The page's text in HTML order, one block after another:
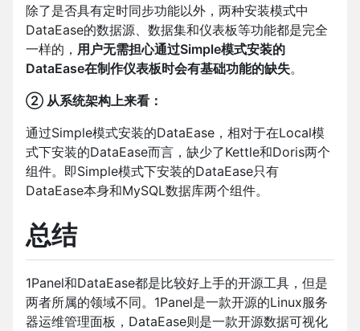
除了是否具有定时同步功能以外，两种安装模式中
DataEase的数据源、数据集和仪表板等功能都是完全
一样的， 用户无需担心通过Simple模式安装的
DataEase在制作仪表板时会有基础功能的缺失。
② 从系统架构上来看：
通过Simple模式安装的DataEase，相对于在Local模
式下安装的DataEase而言，缺少了Kettle和Doris两个
组件。即Simple模式下安装的DataEase只有
DataEase本身和MySQL数据库两个组件。
总结
1Panel和DataEase都是比较好上手的开源工具，但是
两者所属的领域不同。1Panel是一款开源的Linux服务
器运维管理面板，DataEase则是一款开源数据可视化